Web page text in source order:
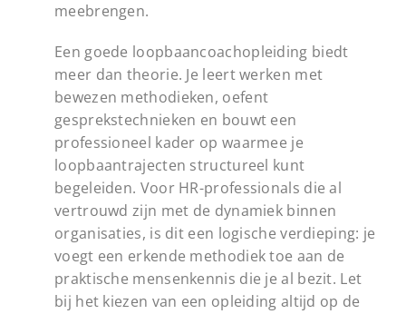
meebrengen.
Een goede loopbaancoachopleiding biedt
meer dan theorie. Je leert werken met
bewezen methodieken, oefent
gesprekstechnieken en bouwt een
professioneel kader op waarmee je
loopbaantrajecten structureel kunt
begeleiden. Voor HR-professionals die al
vertrouwd zijn met de dynamiek binnen
organisaties, is dit een logische verdieping: je
voegt een erkende methodiek toe aan de
praktische mensenkennis die je al bezit. Let
bij het kiezen van een opleiding altijd op de